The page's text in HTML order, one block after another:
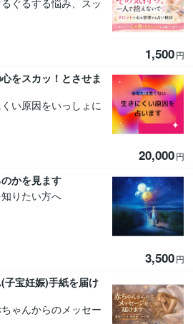
ぐるする悩み、スッ
1,500円
をスカッ！とさせま
い原因をいっしょに
20,000円
かを見ます
りたい方へ
3,500円
子宝妊娠)手紙を届け
ゃんからのメッセー